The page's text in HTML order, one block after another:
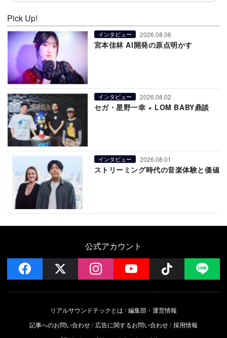
Pick Up!
インタビュー 2026.08.06
宮本佳林 AI開発の原点明かす
インタビュー 2026.08.02
セガ・星野一幸 × LOM BABY鼎談
インタビュー 2026.08.01
ストリーミング時代の音楽体験と価値
公式アカウント
facebook instagramYouTube Follow
リアルサウンドテックとは
編集部・運営情報
記事へのお問い合わせ
広告に関するお問い合わせ 採用情報